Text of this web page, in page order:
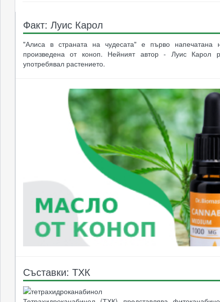
Факт: Луис Карол
"Алиса в страната на чудесата" е първо напечатана
произведена от коноп. Нейният автор - Луис Карол
употребявал растението.
Съставки: ТХК